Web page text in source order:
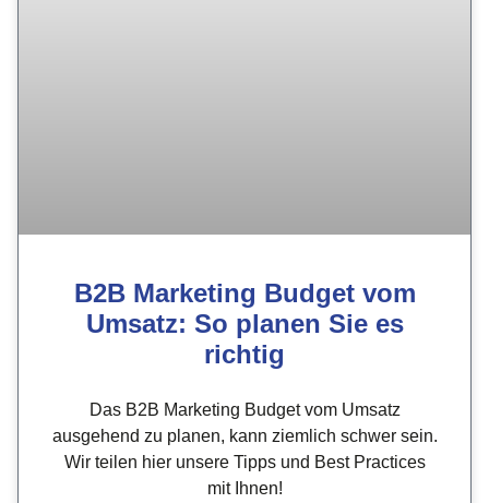
B2B Marketing Budget vom
Umsatz: So planen Sie es
richtig
Das B2B Marketing Budget vom Umsatz
ausgehend zu planen, kann ziemlich schwer sein.
Wir teilen hier unsere Tipps und Best Practices
mit Ihnen!